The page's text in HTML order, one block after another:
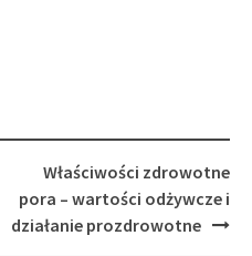
Właściwości zdrowotne
pora – wartości odżywcze i
działanie prozdrowotne